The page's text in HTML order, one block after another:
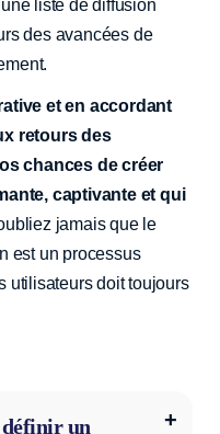
liste de diffusion
des avancées de
et en accordant
retours des
chances de créer
captivante et qui
jamais que le
est un processus
utilisateurs doit toujours
un